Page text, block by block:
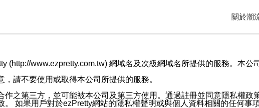
關於潮
(http://www.ezpretty.com.tw) 網域名及次級網域名所提供的服務。本公
請不要使用或取得本公司所提供的服務。
之第三方，並可能被本公司及第三方使用。通過註冊並同意隱私權政
如果用戶對於ezPretty網站的隱私權聲明或與個人資料相關的任何事